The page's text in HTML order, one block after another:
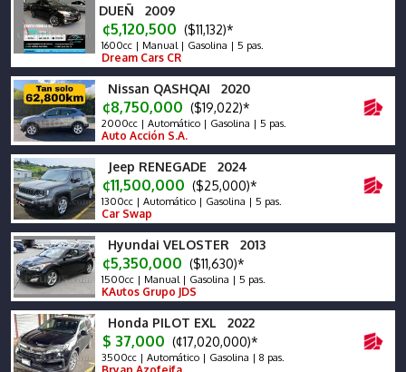
DUEÑ 2009
¢5,120,500 ($11,132)*
1600cc | Manual | Gasolina | 5 pas.
Dream Cars CR
Nissan QASHQAI 2020
¢8,750,000 ($19,022)*
2000cc | Automático | Gasolina | 5 pas.
Auto Acción S.A.
Jeep RENEGADE 2024
¢11,500,000 ($25,000)*
1300cc | Automático | Gasolina | 5 pas.
Car Swap
Hyundai VELOSTER 2013
¢5,350,000 ($11,630)*
1500cc | Manual | Gasolina | 5 pas.
KAutos Grupo JDS
Honda PILOT EXL 2022
$ 37,000 (¢17,020,000)*
3500cc | Automático | Gasolina | 8 pas.